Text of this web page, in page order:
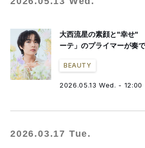
大西流星の素顔と"幸せ"
ーテ」のプライマーが奏
BEAUTY
2026.05.13 Wed. - 12:00
2026.03.17 Tue.